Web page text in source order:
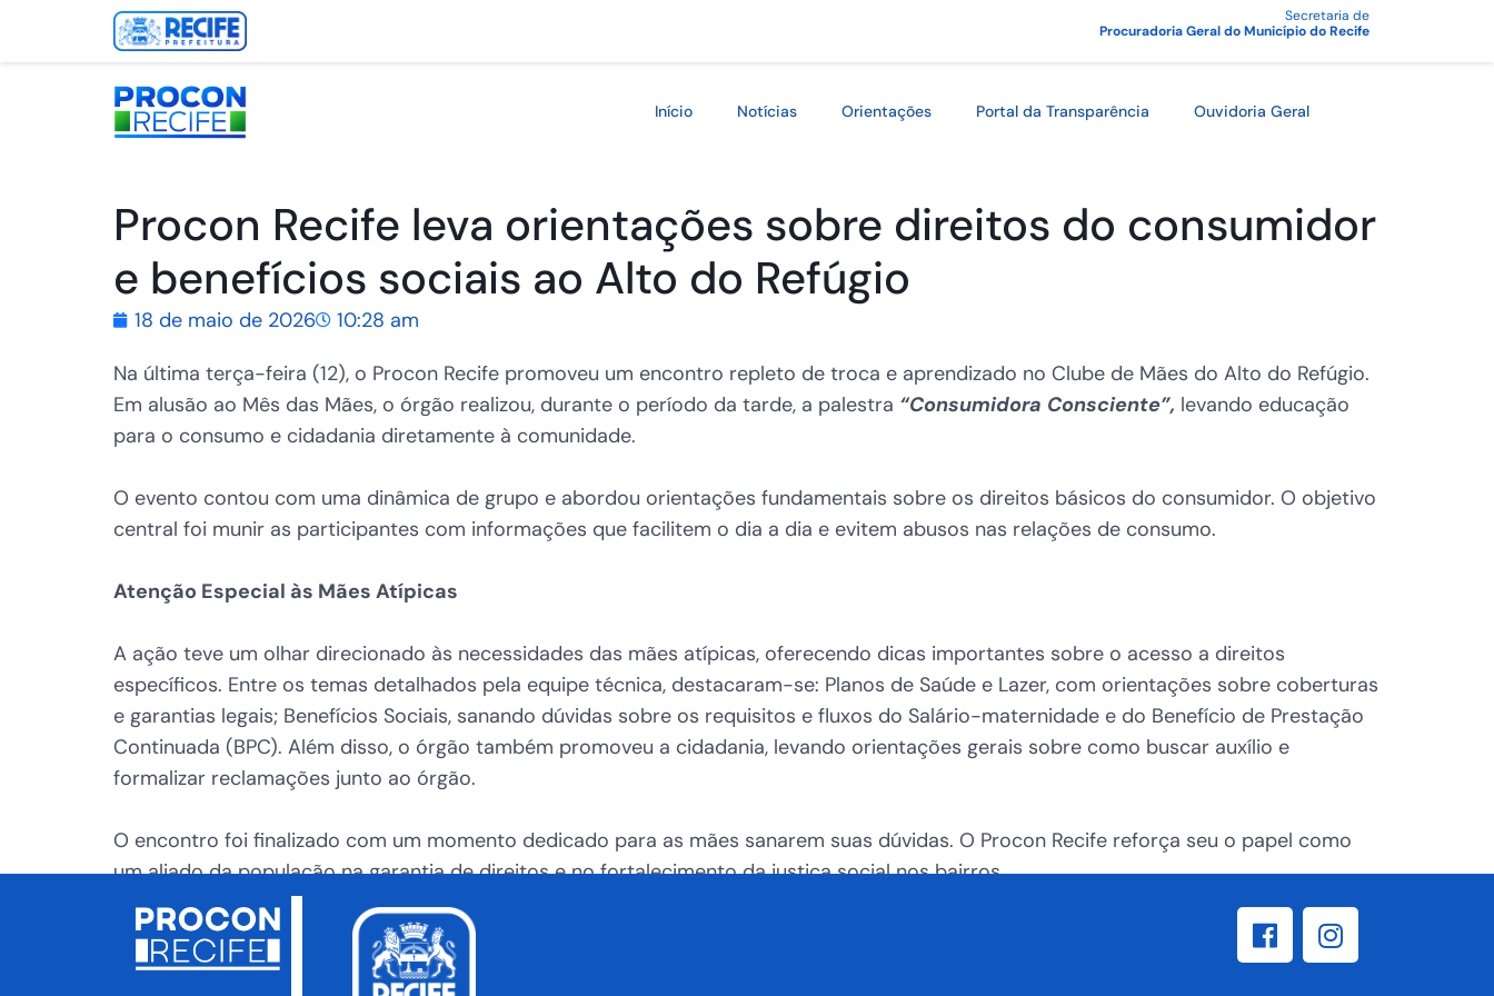
Secretaria de
Procuradoria Geral do Município do Recife
Início Notícias Orientações Portal da Transparência Ouvidoria Geral
Procon Recife leva orientações sobre direitos do consumidor
e benefícios sociais ao Alto do Refúgio
18 de maio de 2026
10:28 am
Na última terça-feira (12), o Procon Recife promoveu um encontro repleto de troca e aprendizado no Clube de Mães do Alto do Refúgio.
Em alusão ao Mês das Mães, o órgão realizou, durante o período da tarde, a palestra “Consumidora Consciente”, levando educação
para o consumo e cidadania diretamente à comunidade.
O evento contou com uma dinâmica de grupo e abordou orientações fundamentais sobre os direitos básicos do consumidor. O objetivo
central foi munir as participantes com informações que facilitem o dia a dia e evitem abusos nas relações de consumo.
Atenção Especial às Mães Atípicas
A ação teve um olhar direcionado às necessidades das mães atípicas, oferecendo dicas importantes sobre o acesso a direitos
específicos. Entre os temas detalhados pela equipe técnica, destacaram-se: Planos de Saúde e Lazer, com orientações sobre coberturas
e garantias legais; Benefícios Sociais, sanando dúvidas sobre os requisitos e fluxos do Salário-maternidade e do Benefício de Prestação
Continuada (BPC). Além disso, o órgão também promoveu a cidadania, levando orientações gerais sobre como buscar auxílio e
formalizar reclamações junto ao órgão.
O encontro foi finalizado com um momento dedicado para as mães sanarem suas dúvidas. O Procon Recife reforça seu o papel como
um aliado da população na garantia de direitos e no fortalecimento da justiça social nos bairros.